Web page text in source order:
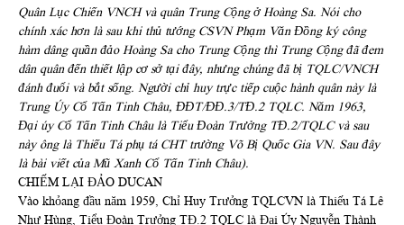
Quân Lục Chiến VNCH và quân Trung Cộng ở Hoàng Sa. Nói cho
chính xác hơn là sau khi thủ tướng CSVN Phạm Văn Đồng ký công
hàm dâng quần đảo Hoàng Sa cho Trung Cộng thì Trung Cộng đã đem
dân quân đến thiết lập cơ sở tại đây, nhưng chúng đã bị TQLC/VNCH
đánh đuổi và bắt sống. Người chỉ huy trực tiếp cuộc hành quân này là
Trung Úy Cổ Tấn Tinh Châu, ĐĐT/ĐĐ.3/TĐ.2 TQLC. Năm 1963,
Đại úy Cổ Tấn Tinh Châu là Tiểu Đoàn Trưởng TĐ.2/TQLC và sau
này ông là Thiếu Tá phụ tá CHT trường Võ Bị Quốc Gia VN. Sau đây
là bài viết của Mũ Xanh Cổ Tấn Tinh Châu).
CHIẾM LẠI ĐẢO DUCAN
Vào khỏang đầu năm 1959, Chỉ Huy Trưởng TQLCVN là Thiếu Tá Lê
Như Hùng, Tiểu Đoàn Trưởng TĐ.2 TQLC là Đại Úy Nguyễn Thành